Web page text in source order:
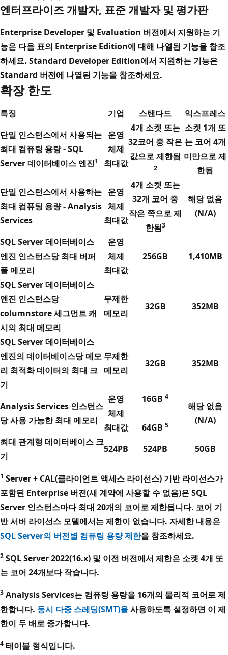
엔터프라이즈 개발자, 표준 개발자 및 평가판
Enterprise Developer 및 Evaluation 버전에서 지원하는 기
능은 다음 표의 Enterprise Edition에 대해 나열된 기능을 참조
하세요. Standard Developer Edition에서 지원하는 기능은
Standard 버전에 나열된 기능을 참조하세요.
확장 한도
특징 기업 스탠다드
익스프레스
단일 인스턴스에서 사용되는
최대 컴퓨팅 용량 - SQL
Server 데이터베이스 엔진1
운영
체제
최대값
4개 소켓 또는
32코어 중 작은
값으로 제한됨
2
소켓 1개 또
는 코어 4개
미만으로 제
한됨
단일 인스턴스에서 사용하는
최대 컴퓨팅 용량 - Analysis
Services
운영
체제
최대값
4개 소켓 또는
32개 코어 중
작은 쪽으로 제
한됨3
해당 없음
(N/A)
SQL Server 데이터베이스
엔진 인스턴스당 최대 버퍼
풀 메모리
운영
체제
최대값
256GB 1,410MB
SQL Server 데이터베이스
엔진 인스턴스당
columnstore 세그먼트 캐
시의 최대 메모리
무제한
메모리
32GB 352MB
SQL Server 데이터베이스
엔진의 데이터베이스당 메모
리 최적화 데이터의 최대 크
기
무제한
메모리
32GB 352MB
Analysis Services 인스턴스
당 사용 가능한 최대 메모리
운영
체제
최대값
16GB 4
64GB 5
해당 없음
(N/A)
최대 관계형 데이터베이스 크
기
524PB 524PB 50GB
1 Server + CAL(클라이언트 액세스 라이선스) 기반 라이선스가
포함된 Enterprise 버전(새 계약에 사용할 수 없음)은 SQL
Server 인스턴스마다 최대 20개의 코어로 제한됩니다. 코어 기
반 서버 라이선스 모델에서는 제한이 없습니다. 자세한 내용은
SQL Server의 버전별 컴퓨팅 용량 제한을 참조하세요.
2 SQL Server 2022(16.x) 및 이전 버전에서 제한은 소켓 4개 또
는 코어 24개보다 작습니다.
3 Analysis Services는 컴퓨팅 용량을 16개의 물리적 코어로 제
한합니다. 동시 다중 스레딩(SMT)을사용하도록 설정하면 이 제
한이 두 배로 증가합니다.
4 테이블 형식입니다.